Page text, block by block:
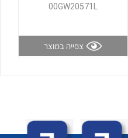
00GW20571L
צפייה במוצר